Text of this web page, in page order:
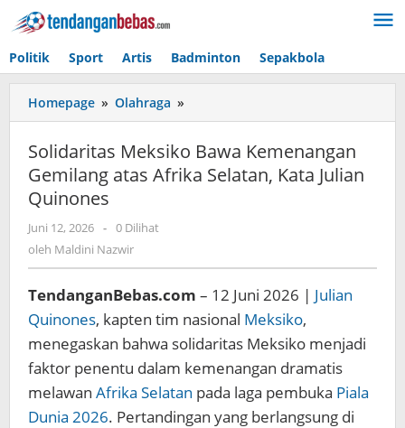
Lewati
ke
Politik Sport Artis Badminton Sepakbola
Homepage » Olahraga »
Meksiko
Kemenangan
Gemilang
Julian
Quinones
Solidaritas Meksiko Bawa Kemenangan
Gemilang atas Afrika Selatan, Kata Julian
Quinones
Juni 12, 2026 oleh
Maldini
- 0 Dilihat
oleh Maldini Nazwir
TendanganBebas.com – 12 Juni 2026 | Julian
Quinones, kapten tim nasional Meksiko,
menegaskan bahwa solidaritas Meksiko menjadi
faktor penentu dalam kemenangan dramatis
melawan Afrika Selatan pada laga pembuka Piala
Dunia 2026. Pertandingan yang berlangsung di